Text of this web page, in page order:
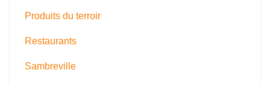
Produits du terroir
Restaurants
Sambreville